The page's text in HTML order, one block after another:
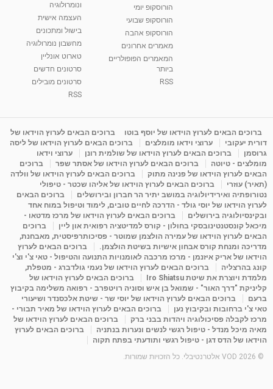
הורוסקופ יומי
הורוסקופ שבועי
הורוסקופ אהבה
מאמרים אחרונים
המאמרים הפופולריים
ביותר
RSS
ונומרולוגיה
העצמה אישית
בישול ומתכונים
מחשבון נומרולוגיה
טארוט אונליין
סרטונים חדשים
סרטונים מובילים
RSS
ברוכים הבאים לערוץ הוידאו של יוסף בוטו
ברוכים הבאים לערוץ הוידאו של
דורית יעקובי
ערוצי וידאו מומלצים
ברוכים הבאים לערוץ הוידאו של ליסה
גרוסמן
ברוכים הבאים לערוץ הוידאו של שולמית רונן
ערוצי וידאו
מומלצים - טיוטה
ברוכים הבאים לערוץ הוידאו של אסתר שפר
ברוכים
הבאים לערוץ הוידאו של פנינה מתוק
ברוכים הבאים לערוץ הוידאו של וולדה
(תאיר) עוזרי
ברוכים הבאים לערוץ הוידאו של אליהו שכטר - טיפולי
נטורופתיה ואירידיולוגיה במושב יתיר הר חברון ובירושלים
ברוכים הבאים
לערוץ הוידאו של יוסי גולד - הדרכה לחיים טובים, לימוד וטיפול במוח אחד
ובקינסיולוגיה בירושלים
ברוכים הבאים לערוץ הוידאו של מרכז מדטאו -
מיכאל קונסטנטינובסקי בחולון - קורס למדיטציה רפואית און ליין
ברוכים
הבאים לערוץ הוידאו של עמירה הולצמן שמוטר - פסיכותרפיסטית, מאבחנת,
מדריכה ומנחת קורס אבחון אישיות בשיטת הולצמן.
ברוכים הבאים לערוץ
הוידאו של אריק איזנמן - מרכז מרכבה לאומנויות התנועה והטיפול - טאי צ'י וצ'י
קונג בהרצליה
ברוכים הבאים לערוץ הוידאו של נעמי גולדברג - מטפלת,
מלמדת ויוצרת את שיטת Iro Shiatsu
ברוכים הבאים לערוץ הוידאו של
קליניקת "דרך האור" - שמואל בן איש וסוניה רויטפרב - רפואה משלימה בקיבוץ
ברעם
ברוכים הבאים לערוץ הוידאו של יוסי שר - שיטת אלכסנדר ושיעורי
טאי צ'י ברחובות ובקיבוץ נען
ברוכים הבאים לערוץ הוידאו של מאיר תבורי -
מרכז לקבלה פסיכולוגיה ויהדות בבני ברק
ברוכים הבאים לערוץ הוידאו של
מאיה מיכל מנדל - טיפול רגשי לנשים ונערות בנתניה
ברוכים הבאים לערוץ
הוידאו של הדס דגן - טיפול רגשי ותודעתי בפתח תקוה
© 2026 VOD אלטרנטיבלי. כל הזכויות שמורות.